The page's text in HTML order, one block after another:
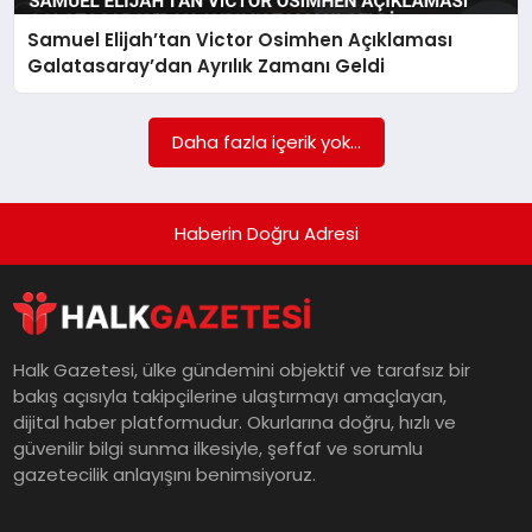
MAGAZIN
SPOR
TEKNOLOJI
YAŞAM
Samuel Elijah’tan Victor Osimhen Açıklaması
Galatasaray’dan Ayrılık Zamanı Geldi
Daha fazla içerik yok...
Haberin Doğru Adresi
Halk Gazetesi, ülke gündemini objektif ve tarafsız bir
bakış açısıyla takipçilerine ulaştırmayı amaçlayan,
dijital haber platformudur. Okurlarına doğru, hızlı ve
güvenilir bilgi sunma ilkesiyle, şeffaf ve sorumlu
gazetecilik anlayışını benimsiyoruz.